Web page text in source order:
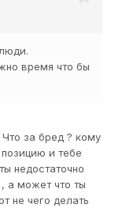
время что бы
за бред ? кому
и тебе
недостаточно
а может что ты
не чего делать